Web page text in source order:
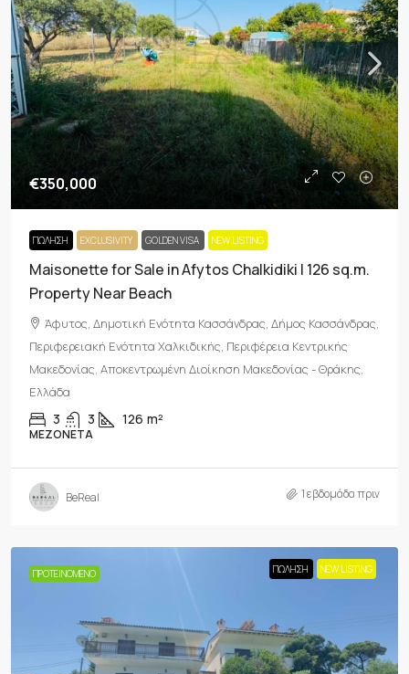
€350,000
ΠΏΛΗΣΗ EXCLUSIVITY GOLDEN VISA NEW LISTING
Maisonette for Sale in Afytos Chalkidiki | 126 sq.m.
Property Near Beach
Άφυτος, Δημοτική Ενότητα Κασσάνδρας, Δήμος Κασσάνδρας,
Περιφερειακή Ενότητα Χαλκιδικής, Περιφέρεια Κεντρικής
Μακεδονίας, Αποκεντρωμένη Διοίκηση Μακεδονίας - Θράκης,
Ελλάδα
3 3 126 m²
ΜΕΖΟΝΈΤΑ
BeReal 1 εβδομάδα πριν
ΠΡΟΤΕΙΝΌΜΕΝΟ ΠΏΛΗΣΗ NEW LISTING